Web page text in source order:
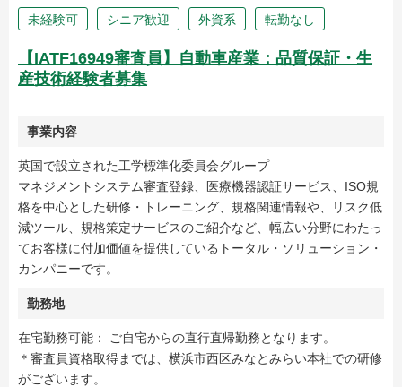
未経験可 シニア歓迎 外資系 転勤なし
【IATF16949審査員】自動車産業：品質保証・生
産技術経験者募集
事業内容
英国で設立された工学標準化委員会グループ
マネジメントシステム審査登録、医療機器認証サービス、ISO規
格を中心とした研修・トレーニング、規格関連情報や、リスク低
減ツール、規格策定サービスのご紹介など、幅広い分野にわたっ
てお客様に付加価値を提供しているトータル・ソリューション・
カンパニーです。
勤務地
在宅勤務可能： ご自宅からの直行直帰勤務となります。
＊審査員資格取得までは、横浜市西区みなとみらい本社での研修
がございます。